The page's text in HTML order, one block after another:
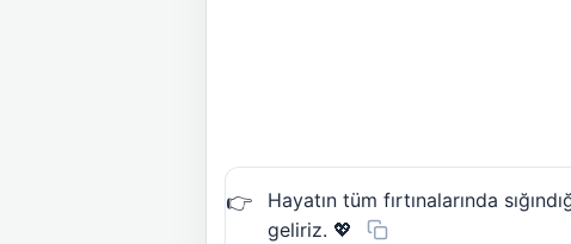
Hayatın tüm fırtınalarında
geliriz. 💖